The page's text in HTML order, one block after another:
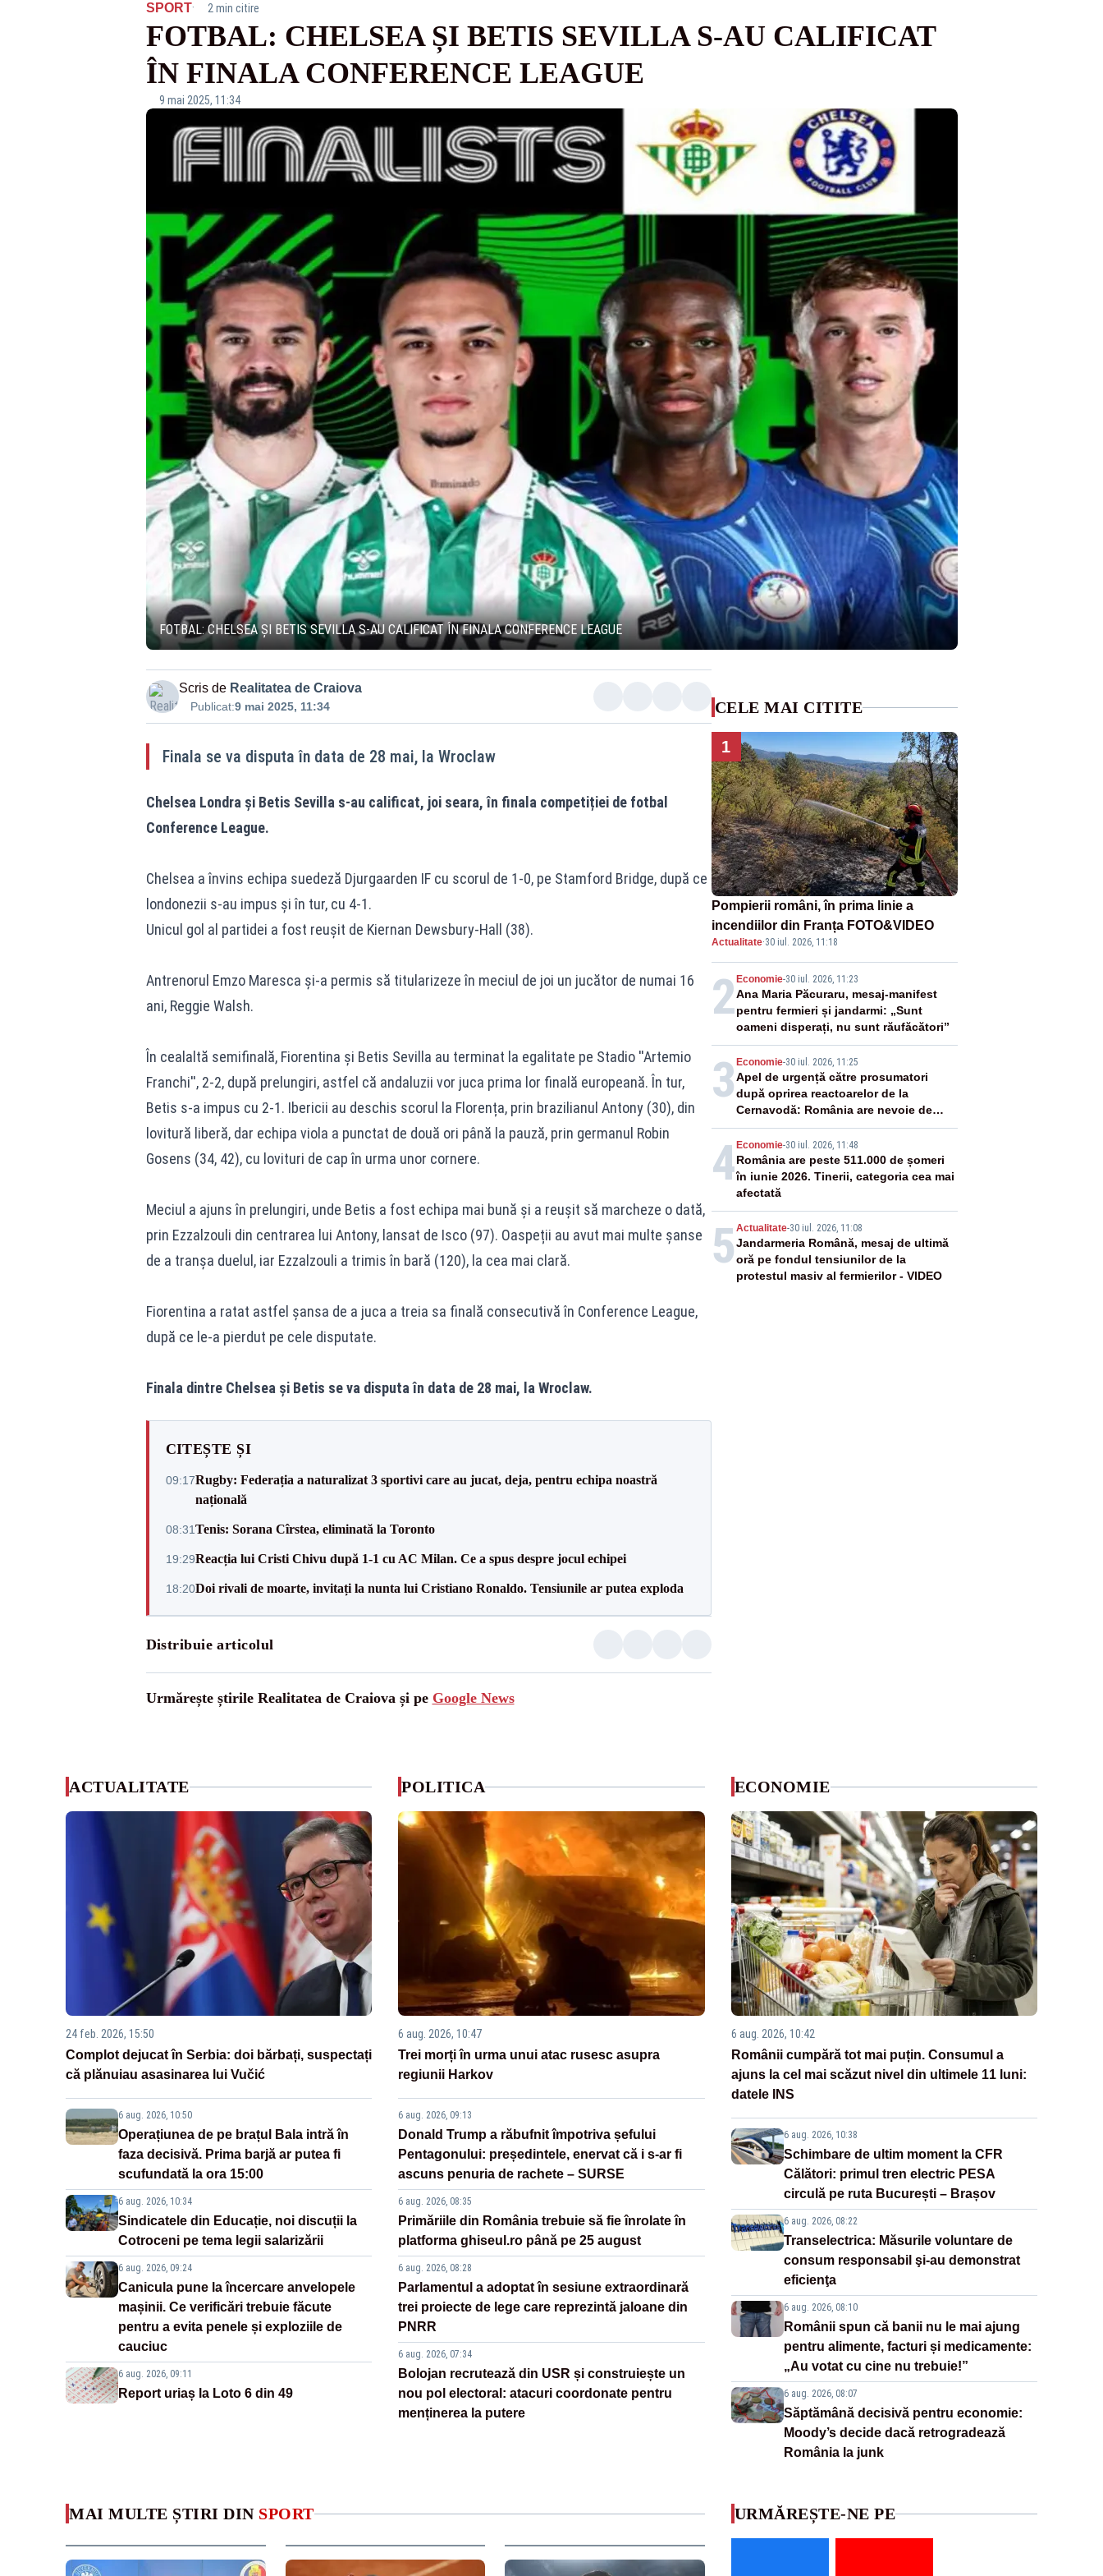
SPORT· 2 min citire
FOTBAL: CHELSEA ȘI BETIS SEVILLA S-AU CALIFICAT
ÎN FINALA CONFERENCE LEAGUE
9 mai 2025, 11:34
FOTBAL: CHELSEA ȘI BETIS SEVILLA S-AU CALIFICAT ÎN FINALA CONFERENCE LEAGUE
Scris de Realitatea de Craiova
Publicat:9 mai 2025, 11:34
Finala se va disputa în data de 28 mai, la Wroclaw
Chelsea Londra și Betis Sevilla s-au calificat, joi seara, în finala competiției de fotbal
Conference League.
Chelsea a învins echipa suedeză Djurgaarden IF cu scorul de 1-0, pe Stamford Bridge, după ce
londonezii s-au impus și în tur, cu 4-1.
Unicul gol al partidei a fost reușit de Kiernan Dewsbury-Hall (38).
Antrenorul Emzo Maresca și-a permis să titularizeze în meciul de joi un jucător de numai 16
ani, Reggie Walsh.
În cealaltă semifinală, Fiorentina și Betis Sevilla au terminat la egalitate pe Stadio ''Artemio
Franchi'', 2-2, după prelungiri, astfel că andaluzii vor juca prima lor finală europeană. În tur,
Betis s-a impus cu 2-1. Ibericii au deschis scorul la Florența, prin brazilianul Antony (30), din
lovitură liberă, dar echipa viola a punctat de două ori până la pauză, prin germanul Robin
Gosens (34, 42), cu lovituri de cap în urma unor cornere.
Meciul a ajuns în prelungiri, unde Betis a fost echipa mai bună și a reușit să marcheze o dată,
prin Ezzalzouli din centrarea lui Antony, lansat de Isco (97). Oaspeții au avut mai multe șanse
de a tranșa duelul, iar Ezzalzouli a trimis în bară (120), la cea mai clară.
Fiorentina a ratat astfel șansa de a juca a treia sa finală consecutivă în Conference League,
după ce le-a pierdut pe cele disputate.
Finala dintre Chelsea și Betis se va disputa în data de 28 mai, la Wroclaw.
CITEȘTE ȘI
09:17Rugby: Federația a naturalizat 3 sportivi care au jucat, deja, pentru echipa noastră
națională
08:31Tenis: Sorana Cîrstea, eliminată la Toronto
19:29Reacția lui Cristi Chivu după 1-1 cu AC Milan. Ce a spus despre jocul echipei
18:20Doi rivali de moarte, invitați la nunta lui Cristiano Ronaldo. Tensiunile ar putea exploda
Distribuie articolul
Urmărește știrile Realitatea de Craiova și pe Google News
CELE MAI CITITE
1
Pompierii români, în prima linie a
incendiilor din Franța FOTO&VIDEO
Actualitate·30 iul. 2026, 11:18
2 Economie-30 iul. 2026, 11:23
Ana Maria Păcuraru, mesaj-manifest
pentru fermieri și jandarmi: „Sunt
oameni disperați, nu sunt răufăcători”
3 Economie-30 iul. 2026, 11:25
Apel de urgență către prosumatori
după oprirea reactoarelor de la
Cernavodă: România are nevoie de
energie
4 Economie-30 iul. 2026, 11:48
România are peste 511.000 de șomeri
în iunie 2026. Tinerii, categoria cea mai
afectată
5 Actualitate-30 iul. 2026, 11:08
Jandarmeria Română, mesaj de ultimă
oră pe fondul tensiunilor de la
protestul masiv al fermierilor - VIDEO
ACTUALITATE
24 feb. 2026, 15:50
Complot dejucat în Serbia: doi bărbați, suspectați
că plănuiau asasinarea lui Vučić
6 aug. 2026, 10:50
Operațiunea de pe brațul Bala intră în
faza decisivă. Prima barjă ar putea fi
scufundată la ora 15:00
6 aug. 2026, 10:34
Sindicatele din Educație, noi discuții la
Cotroceni pe tema legii salarizării
6 aug. 2026, 09:24
Canicula pune la încercare anvelopele
mașinii. Ce verificări trebuie făcute
pentru a evita penele și exploziile de
cauciuc
6 aug. 2026, 09:11
Report uriaș la Loto 6 din 49
POLITICA
6 aug. 2026, 10:47
Trei morți în urma unui atac rusesc asupra
regiunii Harkov
6 aug. 2026, 09:13
Donald Trump a răbufnit împotriva șefului
Pentagonului: președintele, enervat că i s-ar fi
ascuns penuria de rachete – SURSE
6 aug. 2026, 08:35
Primăriile din România trebuie să fie înrolate în
platforma ghiseul.ro până pe 25 august
6 aug. 2026, 08:28
Parlamentul a adoptat în sesiune extraordinară
trei proiecte de lege care reprezintă jaloane din
PNRR
6 aug. 2026, 07:34
Bolojan recrutează din USR și construiește un
nou pol electoral: atacuri coordonate pentru
menținerea la putere
ECONOMIE
6 aug. 2026, 10:42
Românii cumpără tot mai puțin. Consumul a
ajuns la cel mai scăzut nivel din ultimele 11 luni:
datele INS
6 aug. 2026, 10:38
Schimbare de ultim moment la CFR
Călători: primul tren electric PESA
circulă pe ruta București – Brașov
6 aug. 2026, 08:22
Transelectrica: Măsurile voluntare de
consum responsabil şi-au demonstrat
eficienţa
6 aug. 2026, 08:10
Românii spun că banii nu le mai ajung
pentru alimente, facturi și medicamente:
„Au votat cu cine nu trebuie!”
6 aug. 2026, 08:07
Săptămână decisivă pentru economie:
Moody’s decide dacă retrogradează
România la junk
MAI MULTE ȘTIRI DIN SPORT URMĂREȘTE-NE PE